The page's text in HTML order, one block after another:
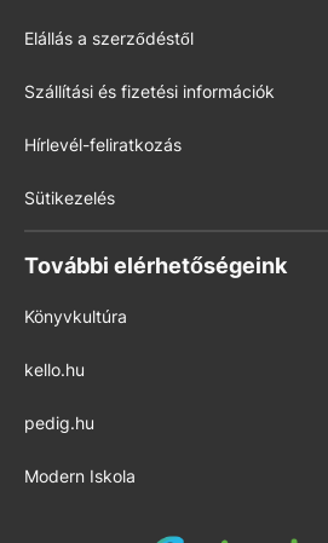
Elállás a szerződéstől
Szállítási és fizetési információk
Hírlevél-feliratkozás
Sütikezelés
További elérhetőségeink
Könyvkultúra
kello.hu
pedig.hu
Modern Iskola